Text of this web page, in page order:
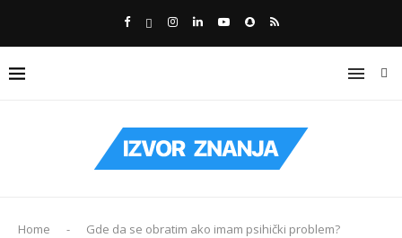
Home - Gde da se obratim ako imam psihički problem?